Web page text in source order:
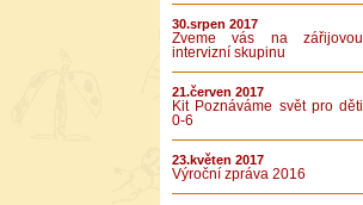
30.srpen 2017
Zveme vás na zářijovou
intervizní skupinu
21.červen 2017
Kit Poznáváme svět pro děti
0-6
23.květen 2017
Výroční zpráva 2016